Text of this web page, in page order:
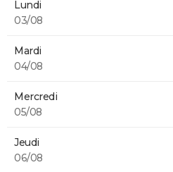
Lundi
03/08
Mardi
04/08
Mercredi
05/08
Jeudi
06/08